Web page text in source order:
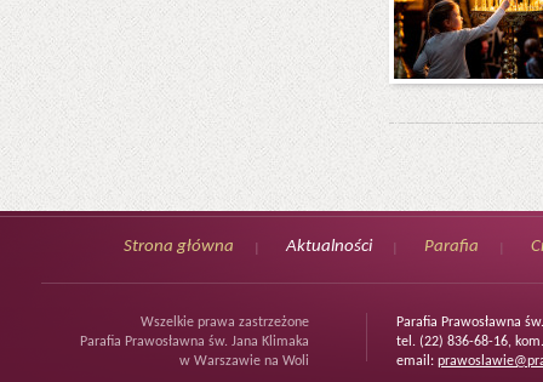
Strona główna Aktualności Parafia
Wszelkie prawa zastrzeżone
Parafia Prawosławna św. Jana Klimaka
w Warszawie na Woli
Parafia Prawosławna
tel. (22) 836-68-16,
email: